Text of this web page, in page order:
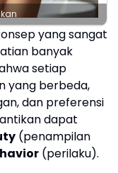
yang sangat
banyak
setiap
yang berbeda,
dan preferensi
dapat
(penampilan
(perilaku).